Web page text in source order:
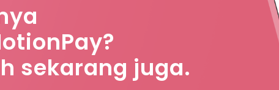
sekarang juga.